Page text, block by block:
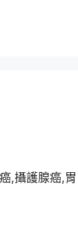
,攝護腺癌,胃